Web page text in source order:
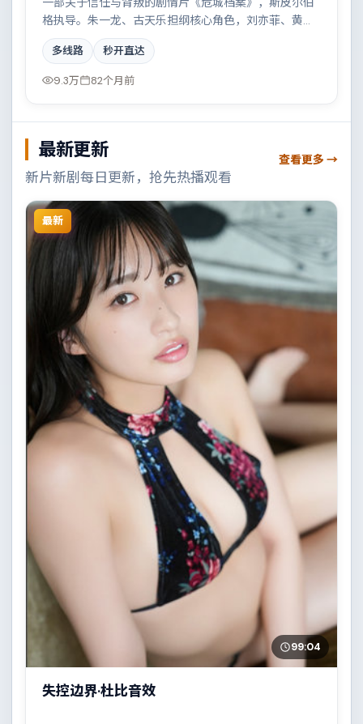
格执导。朱一龙、古天乐担纲核心角色，刘亦菲、黄政
民、文淇、沈腾等实力加盟，取景与班底多来自韩国。
科技伦理与情感羁绊形成强烈对撞。结尾留白耐人寻
味。
多线路 秒开直达
9.3万 82个月前
最新更新
新片新剧每日更新，抢先热播观看
查看更多 →
最新
99:04
失控边界·杜比音效